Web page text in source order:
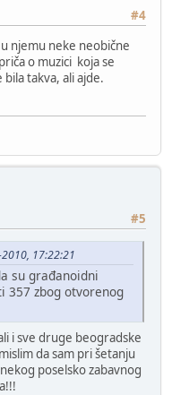
#4
njemu neke neobične
o muzici koja se
takva, ali ajde.
#5
17:22:21
su građanoidni
357 zbog otvorenog
i sve druge beogradske
da sam pri šetanju
poselsko zabavnog